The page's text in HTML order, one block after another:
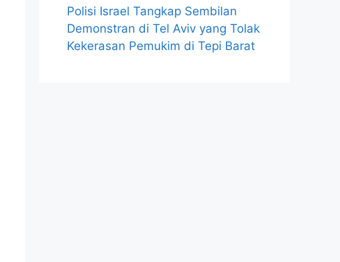
Polisi Israel Tangkap Sembilan
Demonstran di Tel Aviv yang Tolak
Kekerasan Pemukim di Tepi Barat